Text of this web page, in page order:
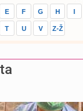
E F G H I
T U V Z-Ž